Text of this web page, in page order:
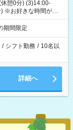
憩0分) (3)14:00-
※お好きな時間が選べ
期間限定
/ シフト勤務 / 10名以
詳細へ